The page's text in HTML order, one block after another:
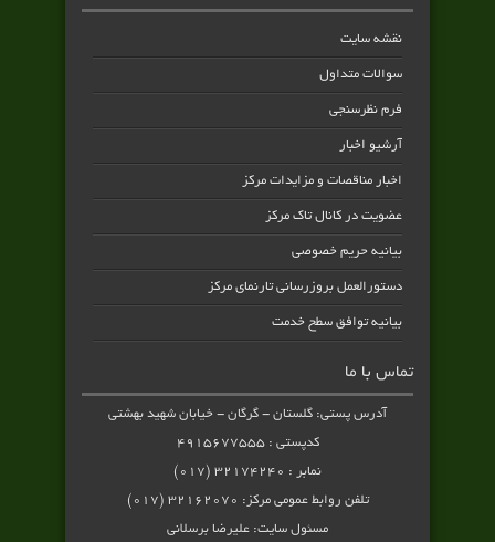
نقشه سایت
سوالات متداول
فرم نظرسنجی
آرشیو اخبار
اخبار مناقصات و مزایدات مرکز
عضویت در کانال تاک مرکز
بیانیه حریم خصوصی
دستورالعمل بروزرسانی تارنمای مرکز
بیانیه توافق سطح خدمت
تماس با ما
آدرس پستی: گلستان - گرگان - خیابان شهید بهشتی
کدپستی : ۴۹۱۵۶۷۷۵۵۵
نمابر : ۳۲۱۷۴۲۴۰ (۰۱۷)
تلفن روابط عمومی مرکز: ۳۲۱۶۲۰۷۰ (۰۱۷)
مسئول سایت: علیرضا برسلانی